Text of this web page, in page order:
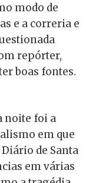
modo de
e a correria e
repórter,
boas fontes.
noite foi a
em que
de Santa
em várias